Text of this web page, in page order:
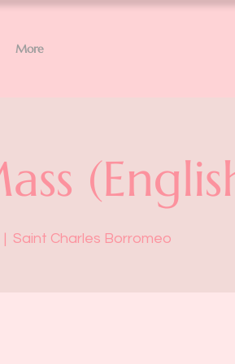
More
|
Saint Charles Borromeo